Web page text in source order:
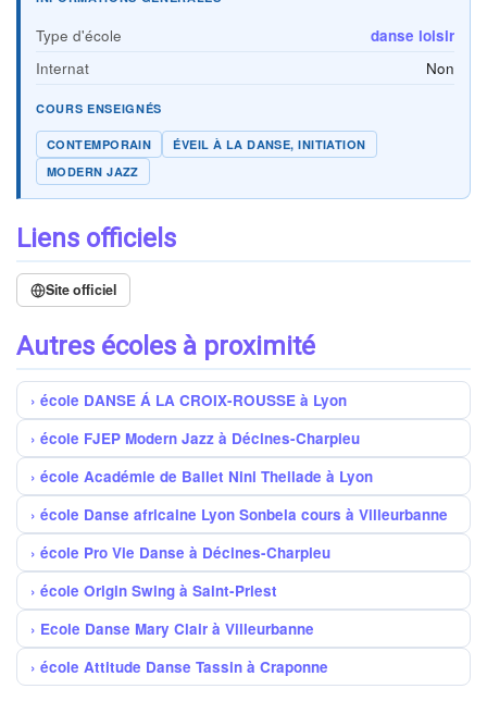
Type d'école
danse loisir
Internat
Non
COURS ENSEIGNÉS
CONTEMPORAIN
ÉVEIL À LA DANSE, INITIATION
MODERN JAZZ
Liens officiels
Site officiel
Autres écoles à proximité
école DANSE Á LA CROIX-ROUSSE à Lyon
école FJEP Modern Jazz à Décines-Charpieu
école Académie de Ballet Nini Theilade à Lyon
école Danse africaine Lyon Sonbela cours à Villeurbanne
école Pro Vie Danse à Décines-Charpieu
école Origin Swing à Saint-Priest
Ecole Danse Mary Clair à Villeurbanne
école Attitude Danse Tassin à Craponne